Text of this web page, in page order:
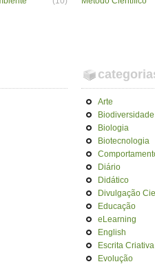
Arte
Biodiversidade
Biologia
Biotecnologia
Diário
Didático
Divulgação
Educação
eLearning
English
Escrita Criativa
Evolução